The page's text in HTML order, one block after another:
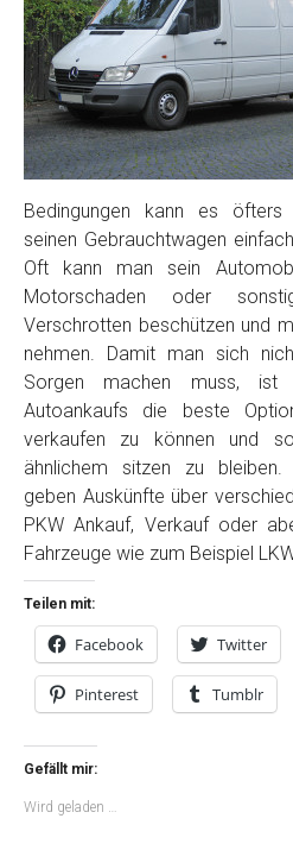
Bedingungen kann es
seinen Gebrauchtwagen
Oft kann man sein
Motorschaden oder
Verschrotten beschützen und
nehmen. Damit man sich
Sorgen machen muss, ist
Autoankaufs die beste
verkaufen zu können und
ähnlichem sitzen zu bleiben.
geben Auskünfte über
PKW Ankauf, Verkauf oder
Fahrzeuge wie zum Beispiel
Teilen mit:
Facebook Twitter
Pinterest Tumblr
Gefällt mir:
Wird geladen …